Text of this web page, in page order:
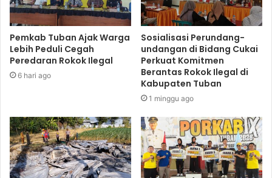
Pemkab Tuban Ajak Warga
Lebih Peduli Cegah
Peredaran Rokok Ilegal
6 hari ago
Sosialisasi Perundang-
undangan di Bidang Cukai
Perkuat Komitmen
Berantas Rokok Ilegal di
Kabupaten Tuban
1 minggu ago